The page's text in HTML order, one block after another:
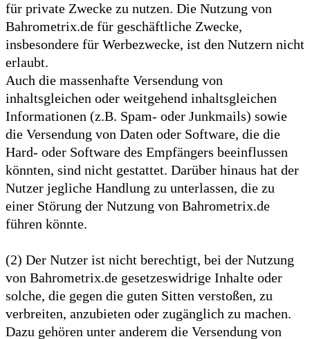
für private Zwecke zu nutzen. Die Nutzung von
Bahrometrix.de für geschäftliche Zwecke,
insbesondere für Werbezwecke, ist den Nutzern nicht
erlaubt.
Auch die massenhafte Versendung von
inhaltsgleichen oder weitgehend inhaltsgleichen
Informationen (z.B. Spam- oder Junkmails) sowie
die Versendung von Daten oder Software, die die
Hard- oder Software des Empfängers beeinflussen
könnten, sind nicht gestattet. Darüber hinaus hat der
Nutzer jegliche Handlung zu unterlassen, die zu
einer Störung der Nutzung von Bahrometrix.de
führen könnte.
(2) Der Nutzer ist nicht berechtigt, bei der Nutzung
von Bahrometrix.de gesetzeswidrige Inhalte oder
solche, die gegen die guten Sitten verstoßen, zu
verbreiten, anzubieten oder zugänglich zu machen.
Dazu gehören unter anderem die Versendung von